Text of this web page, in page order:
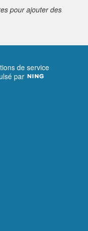
pour ajouter des
de service
par